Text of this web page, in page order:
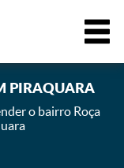
PIRAQUARA
o bairro Roça